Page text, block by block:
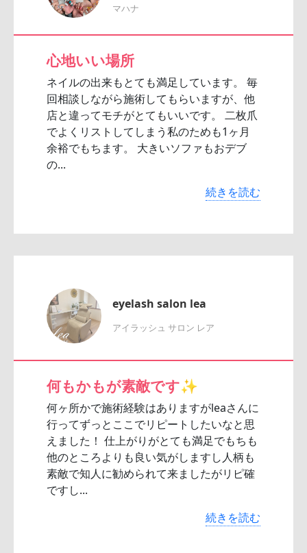
マハナ
心地いい場所
ネイルの出来もとても満足しています。 毎
回相談しながら施術してもらいますが、他
店と違ってモチがとてもいいです。 二枚爪
でよくリストしてしまう私のためも1ヶ月
余裕でもちます。 大きいソファもおデブ
の...
続きを読む
eyelash salon lea
アイラッシュ サロン レア
何もかもが素敵です✨️
何ヶ所かで施術経験はありますがleaさんに
行ってずっとここでリピートしたいなと思
えました！ 仕上がりがとても満足でもちも
他のところよりも良い気がしますし人柄も
素敵で知人に勧められて来ましたがリピ確
ですし...
続きを読む